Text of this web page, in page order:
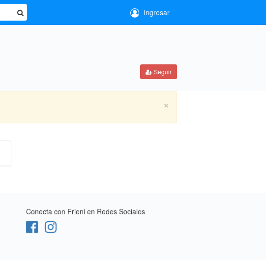
Ingresar
Seguir
×
Conecta con Frieni en Redes Sociales